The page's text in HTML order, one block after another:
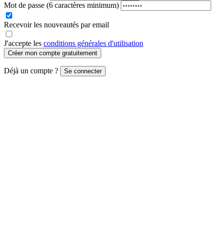
Mot de passe (6 caractères minimum)
Recevoir les nouveautés par email
J'accepte les conditions générales d'utilisation
Créer mon compte gratuitement
Déjà un compte ? Se connecter